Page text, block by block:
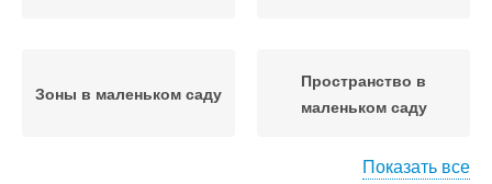
Зоны в маленьком саду
Пространство в
маленьком саду
Показать все